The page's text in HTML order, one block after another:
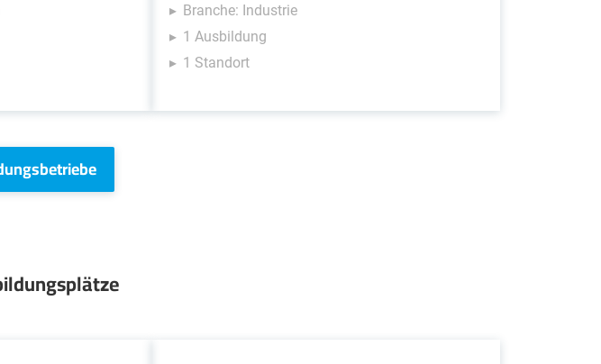
Branche: Industrie
1 Ausbildung
1 Standort